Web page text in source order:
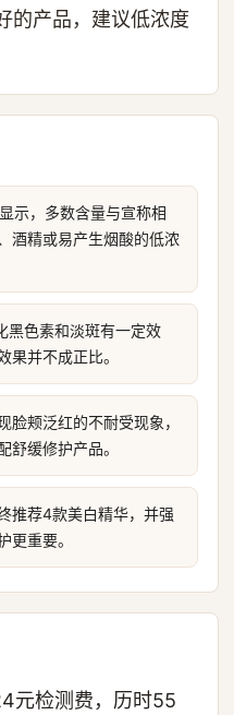
的产品，建议低浓度
示，多数含量与宣称相
酒精或易产生烟酸的低浓
黑色素和淡斑有一定效
果并不成正比。
脸颊泛红的不耐受现象，
舒缓修护产品。
推荐4款美白精华，并强
更重要。
元检测费，历时55